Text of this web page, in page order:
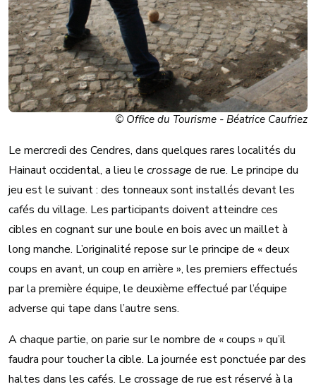
© Office du Tourisme - Béatrice Caufriez
Le mercredi des Cendres, dans quelques rares localités du
Hainaut occidental, a lieu le crossage de rue. Le principe du
jeu est le suivant : des tonneaux sont installés devant les
cafés du village. Les participants doivent atteindre ces
cibles en cognant sur une boule en bois avec un maillet à
long manche. L’originalité repose sur le principe de « deux
coups en avant, un coup en arrière », les premiers effectués
par la première équipe, le deuxième effectué par l’équipe
adverse qui tape dans l’autre sens.
A chaque partie, on parie sur le nombre de « coups » qu’il
faudra pour toucher la cible. La journée est ponctuée par des
haltes dans les cafés. Le crossage de rue est réservé à la